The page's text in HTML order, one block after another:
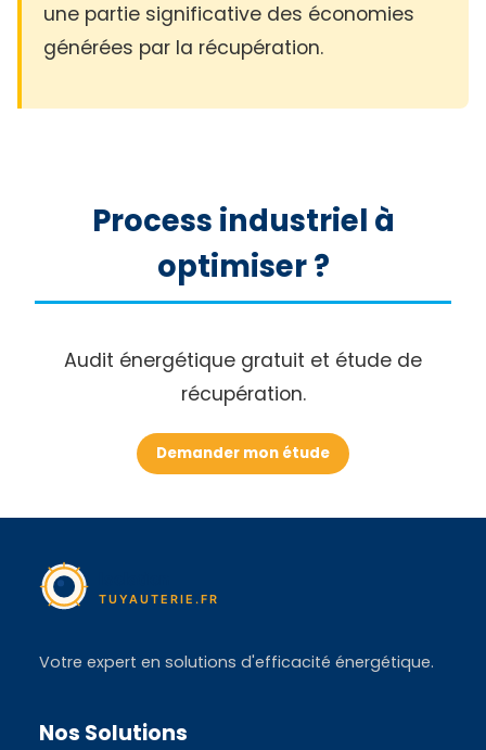
une partie significative des économies
générées par la récupération.
Process industriel à
optimiser ?
Audit énergétique gratuit et étude de
récupération.
Demander mon étude
Votre expert en solutions d'efficacité énergétique.
Nos Solutions